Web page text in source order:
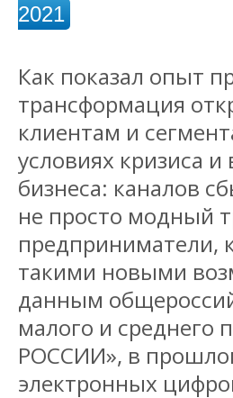
2021
Как показал опыт
трансформация
клиентам и
условиях кризиса
бизнеса: каналов
не просто модный
предприниматели,
такими новыми
данным
малого и среднего
РОССИИ», в
электронных